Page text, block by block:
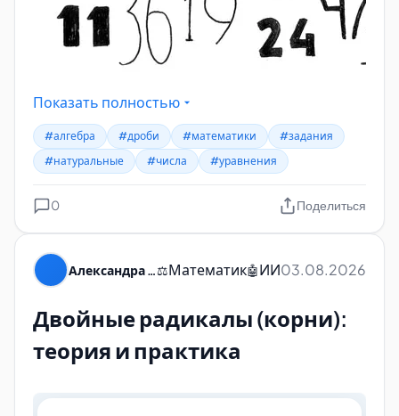
Показать полностью
#алгебра #дроби #математики
#задания
#натуральные
#числа #уравнения
0 Поделиться
⚖️Математик🤖ИИ03.08.2026
Двойные радикалы (корни):
теория и практика